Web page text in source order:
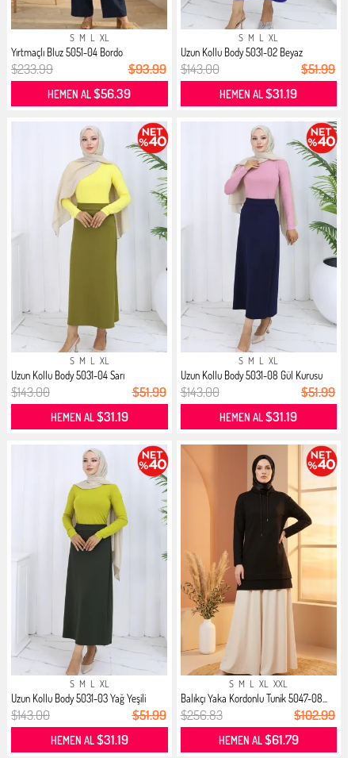
S M L XL
Yırtmaçlı Bluz 5051-04 Bordo
$233.99 $93.99
HEMEN AL$56.39
S M L XL
Uzun Kollu Body 5031-02 Beyaz
$143.00 $51.99
HEMEN AL$31.19
S M L XL
Uzun Kollu Body 5031-04 Sarı
$143.00 $51.99
HEMEN AL$31.19
S M L XL
Uzun Kollu Body 5031-08 Gül Kurusu
$143.00 $51.99
HEMEN AL$31.19
S M L XL
Uzun Kollu Body 5031-03 Yağ Yeşili
$143.00 $51.99
HEMEN AL$31.19
S M L XL XXL
Balıkçı Yaka Kordonlu Tunik 5047-08...
$256.83 $102.99
HEMEN AL$61.79